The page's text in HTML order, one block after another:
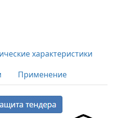
характеристики
Применение